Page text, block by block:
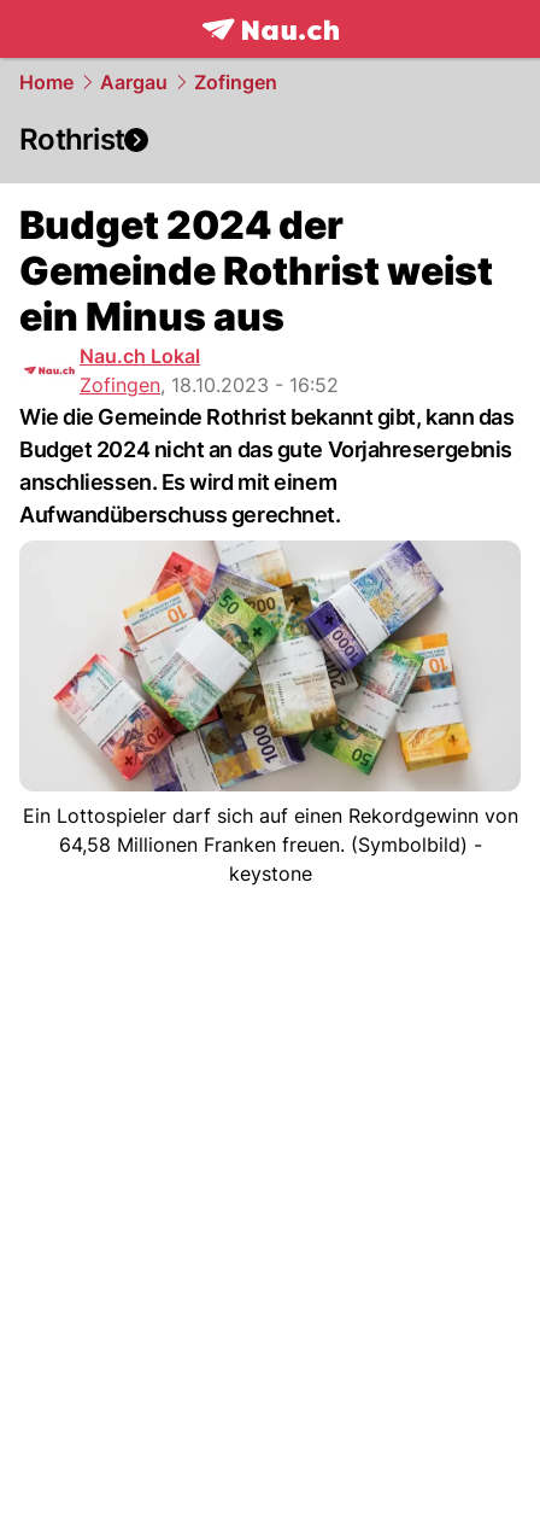
frontpage.NAU.ch
Home Aargau Zofingen
Rothrist
Budget 2024 der
Gemeinde Rothrist weist
ein Minus aus
Nau.ch Lokal
Zofingen, 18.10.2023 - 16:52
Wie die Gemeinde Rothrist bekannt gibt, kann das
Budget 2024 nicht an das gute Vorjahresergebnis
anschliessen. Es wird mit einem
Aufwandüberschuss gerechnet.
Ein Lottospieler darf sich auf einen Rekordgewinn von
64,58 Millionen Franken freuen. (Symbolbild) -
keystone